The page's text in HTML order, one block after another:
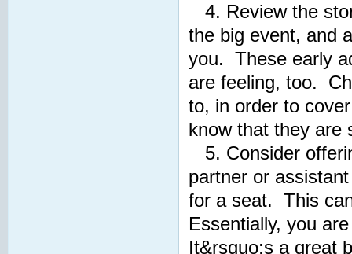
4. Review the
the big event, and
you. These early
are feeling, too.
to, in order to
know that they are
5. Consider
partner or
for a seat. This
Essentially, you
It&rsquo;s a great